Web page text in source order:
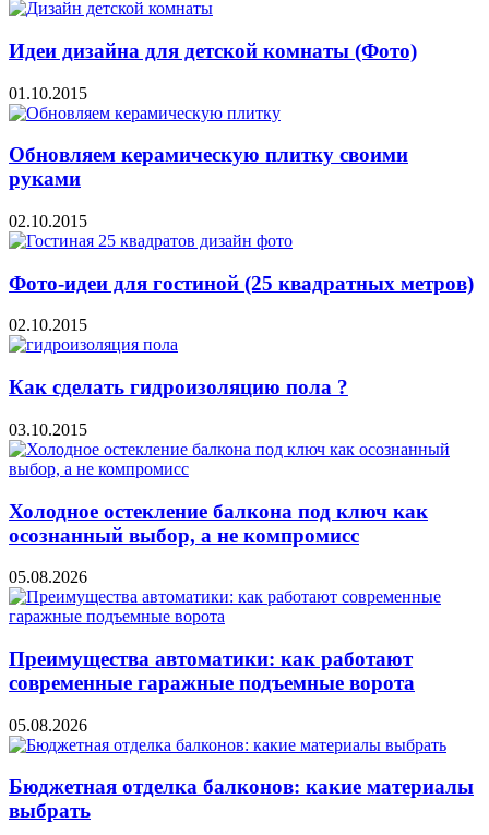
Идеи дизайна для детской комнаты (Фото)
01.10.2015
Обновляем керамическую плитку своими
руками
02.10.2015
Фото-идеи для гостиной (25 квадратных метров)
02.10.2015
Как сделать гидроизоляцию пола ?
03.10.2015
Холодное остекление балкона под ключ как
осознанный выбор, а не компромисс
05.08.2026
Преимущества автоматики: как работают
современные гаражные подъемные ворота
05.08.2026
Бюджетная отделка балконов: какие материалы
выбрать